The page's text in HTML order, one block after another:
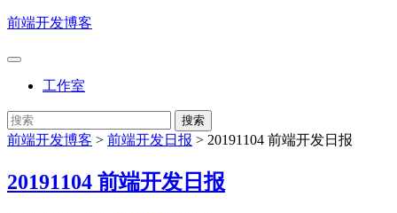
前端开发博客
工作室
前端开发博客 > 前端开发日报 > 20191104 前端开发日报
20191104 前端开发日报